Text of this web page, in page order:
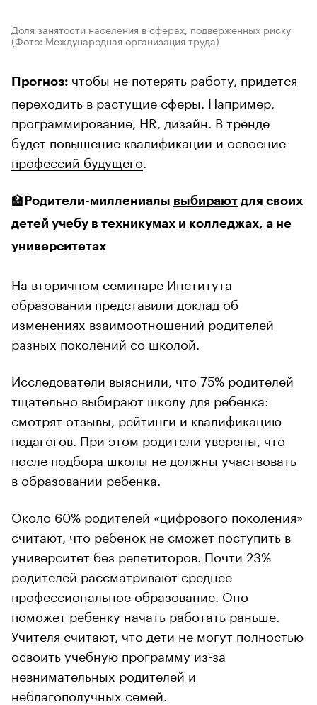
Доля занятости населения в сферах, подверженных риску
(Фото: Международная организация труда)
Прогноз: чтобы не потерять работу, придется
переходить в растущие сферы. Например,
программирование, HR, дизайн. В тренде
будет повышение квалификации и освоение
профессий будущего
🏫 Родители-миллениалы выбирают для своих
детей учебу в техникумах и колледжах, а не
университетах
На вторичном семинаре Института
образования представили доклад об
изменениях взаимоотношений родителей
разных поколений со школой.
Исследователи выяснили, что 75% родителей
тщательно выбирают школу для ребенка:
смотрят отзывы, рейтинги и квалификацию
педагогов. При этом родители уверены, что
после подбора школы не должны участвовать
в образовании ребенка.
Около 60% родителей «цифрового поколения»
считают, что ребенок не сможет поступить в
университет без репетиторов. Почти 23%
родителей рассматривают среднее
профессиональное образование. Оно
поможет ребенку начать работать раньше.
Учителя считают, что дети не могут полностью
освоить учебную программу из-за
невнимательных родителей и
неблагополучных семей.